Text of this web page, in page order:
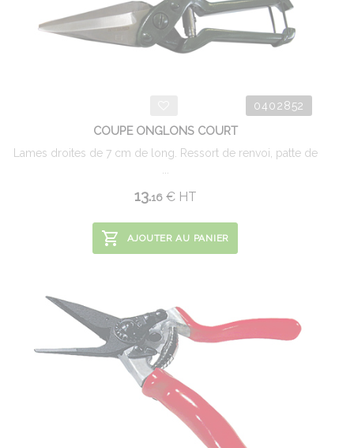
0402852
COUPE ONGLONS COURT
Lames droites de 7 cm de long. Ressort de renvoi, patte de
13.16 €HT
AJOUTER AU PANIER